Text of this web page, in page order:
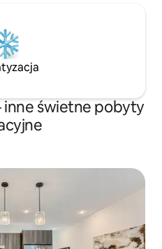
inne świetne pobyty
Wybór gości